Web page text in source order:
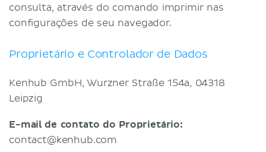
Política de Privacidade
consulta, através do comando imprimir nas
configurações de seu navegador.
Proprietário e Controlador de Dados
Kenhub GmbH, Wurzner Straße 154a, 04318
Leipzig
E-mail de contato do Proprietário:
contact@kenhub.com